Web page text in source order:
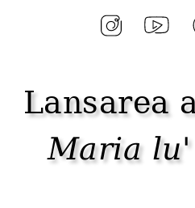
Lansarea
Maria lu'